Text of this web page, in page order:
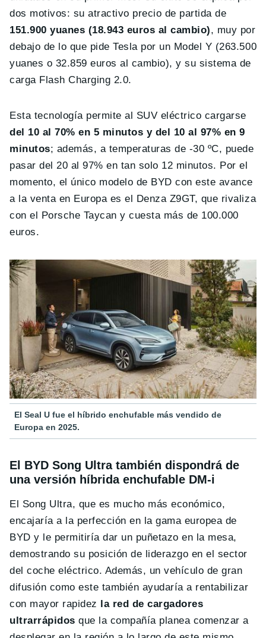
dos motivos: su atractivo precio de partida de
151.900 yuanes ( 18.943 euros al cambio), muy por
debajo de lo que pide Tesla por un Model Y (263.500
yuanes o 32.859 euros al cambio), y su sistema de
carga Flash Charging 2.0.
Esta tecnología permite al SUV eléctrico cargarse
del 10 al 70% en 5 minutos y del 10 al 97% en 9
minutos; además, a temperaturas de -30 ºC, puede
pasar del 20 al 97% en tan solo 12 minutos. Por el
momento, el único modelo de BYD con este avance
a la venta en Europa es el Denza Z9GT, que rivaliza
con el Porsche Taycan y cuesta más de 100.000
euros.
El Seal U fue el híbrido enchufable más vendido de
Europa en 2025.
El BYD Song Ultra también dispondrá de
una versión híbrida enchufable DM-i
El Song Ultra, que es mucho más económico,
encajaría a la perfección en la gama europea de
BYD y le permitiría dar un puñetazo en la mesa,
demostrando su posición de liderazgo en el sector
del coche eléctrico. Además, un vehículo de gran
difusión como este también ayudaría a rentabilizar
con mayor rapidez la red de cargadores
ultrarrápidos que la compañía planea comenzar a